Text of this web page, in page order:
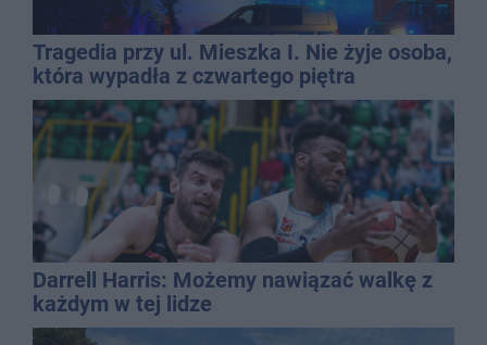
Tragedia przy ul. Mieszka I. Nie żyje osoba,
która wypadła z czwartego piętra
Darrell Harris: Możemy nawiązać walkę z
każdym w tej lidze